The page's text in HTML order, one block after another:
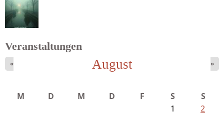
Struckmeyer, Ingeborg - Sprachlos...
Veranstaltungen
August
« »
M D M D F S
S
1
2